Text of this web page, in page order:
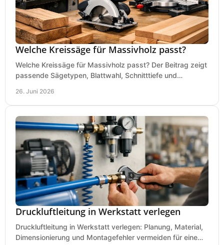
Welche Kreissäge für Massivholz passt?
Welche Kreissäge für Massivholz passt? Der Beitrag zeigt
passende Sägetypen, Blattwahl, Schnitttiefe und
26. Juni 2026
Druckluftleitung in Werkstatt verlegen
Druckluftleitung in Werkstatt verlegen: Planung, Material,
Dimensionierung und Montagefehler vermeiden für eine